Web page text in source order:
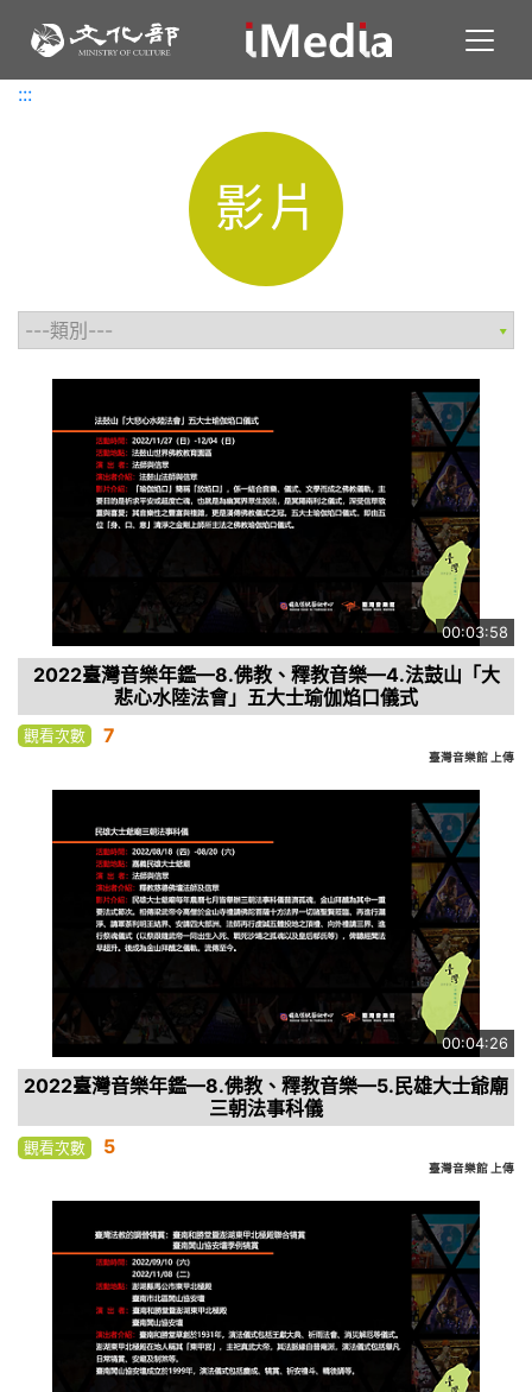
:::
:::
影片
00:03:58
2022臺灣音樂年鑑—8.佛教、釋教音樂—4.法鼓山「大
悲心水陸法會」五大士瑜伽焰口儀式
觀看次數 7
臺灣音樂館 上傳
00:04:26
2022臺灣音樂年鑑—8.佛教、釋教音樂—5.民雄大士爺廟
三朝法事科儀
觀看次數 5
臺灣音樂館 上傳